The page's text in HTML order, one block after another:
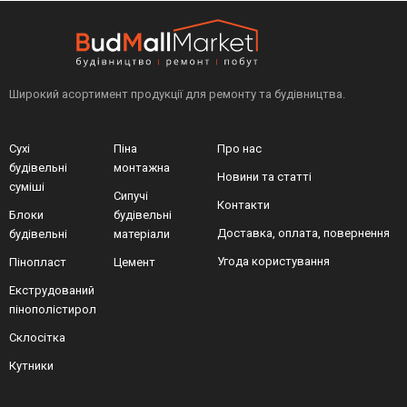
Колір, характеристики і комплектація можуть бути
змінені за ініціативою виробника без повідомлення та
відрізнятися від сайту!
Широкий асортимент продукції для ремонту та будівництва.
Сухі
будівельні
суміші
Блоки
будівельні
Пінопласт
Екструдований
пінополістирол
Склосітка
Кутники
Піна
монтажна
Сипучі
будівельні
матеріали
Цемент
Про нас
Новини та статті
Контакти
Доставка, оплата, повернення
Угода користування